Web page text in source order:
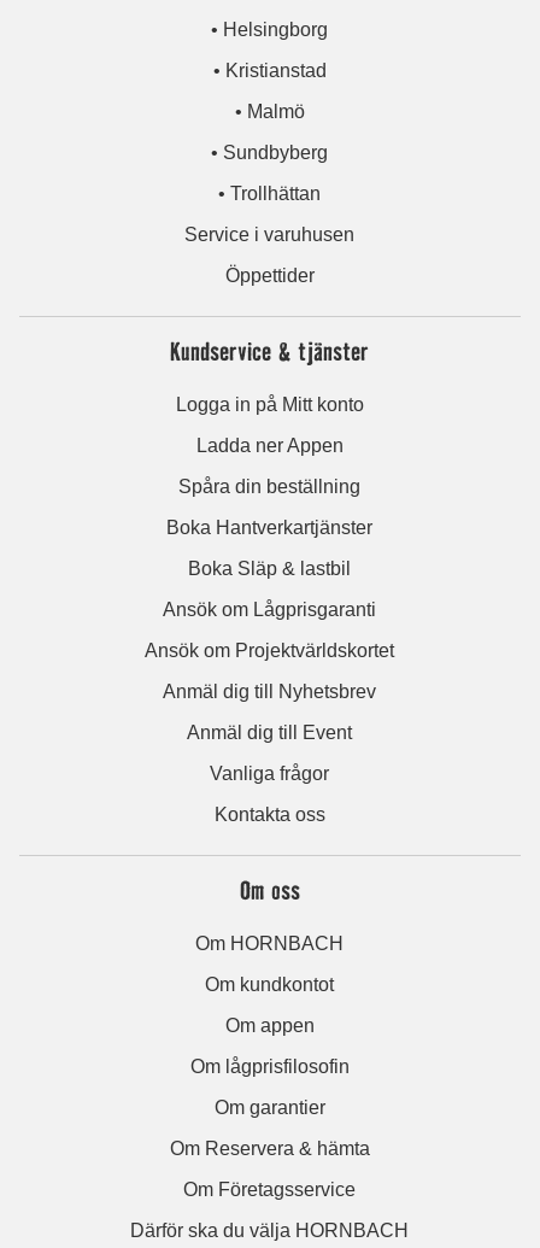
• Helsingborg
• Kristianstad
• Malmö
• Sundbyberg
• Trollhättan
Service i varuhusen
Öppettider
Kundservice & tjänster
Logga in på Mitt konto
Ladda ner Appen
Spåra din beställning
Boka Hantverkartjänster
Boka Släp & lastbil
Ansök om Lågprisgaranti
Ansök om Projektvärldskortet
Anmäl dig till Nyhetsbrev
Anmäl dig till Event
Vanliga frågor
Kontakta oss
Om oss
Om HORNBACH
Om kundkontot
Om appen
Om lågprisfilosofin
Om garantier
Om Reservera & hämta
Om Företagsservice
Därför ska du välja HORNBACH